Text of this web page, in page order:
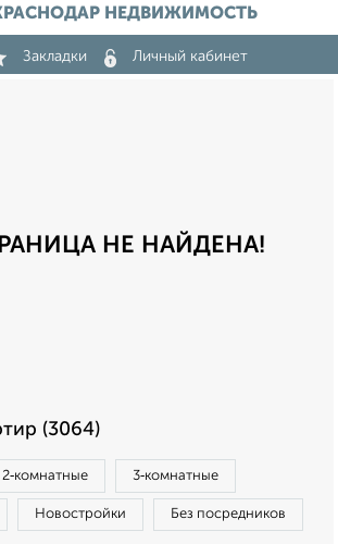
НЕДВИЖИМОСТЬ
Закладки Личный кабинет
НЕ НАЙДЕНА!
(3064)
2‑комнатные 3‑комнатные
Новостройки Без посредников